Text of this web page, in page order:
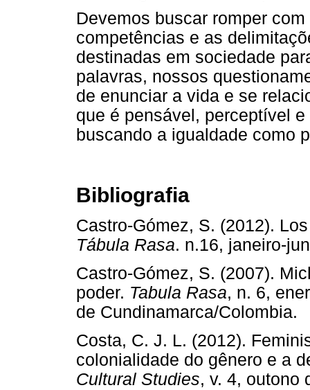
Devemos buscar romper
competências e as
destinadas em sociedade
palavras, nossos
de enunciar a vida e se
que é pensável, perceptível
buscando a igualdade como
Bibliografia
Castro-Gómez, S. (2012).
Tábula Rasa. n.16, janeiro-
Castro-Gómez, S. (2007).
poder. Tabula Rasa, n. 6,
de Cundinamarca/
Costa, C. J. L. (2012).
colonialidade do gênero e a
Cultural Studies, v. 4,